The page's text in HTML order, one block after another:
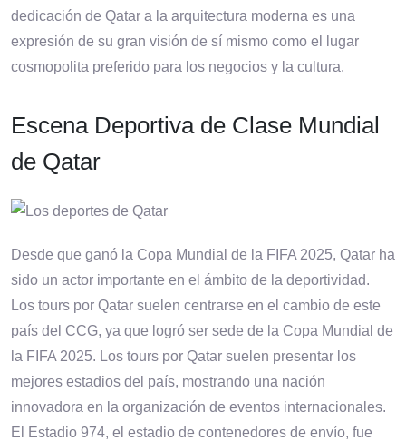
dedicación de Qatar a la arquitectura moderna es una
expresión de su gran visión de sí mismo como el lugar
cosmopolita preferido para los negocios y la cultura.
Escena Deportiva de Clase Mundial
de Qatar
Desde que ganó la Copa Mundial de la FIFA 2025, Qatar ha
sido un actor importante en el ámbito de la deportividad.
Los tours por Qatar suelen centrarse en el cambio de este
país del CCG, ya que logró ser sede de la Copa Mundial de
la FIFA 2025. Los tours por Qatar suelen presentar los
mejores estadios del país, mostrando una nación
innovadora en la organización de eventos internacionales.
El Estadio 974, el estadio de contenedores de envío, fue